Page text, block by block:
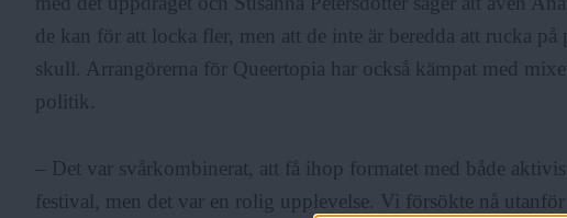
de kan för att locka fler, men att de inte är beredda att rucka
skull. Arrangörerna för Queertopia har också kämpat med
politik.
– Det var svårkombinerat, att få ihop formatet med både
festival, men det var en rolig upplevelse. Vi försökte nå utanför